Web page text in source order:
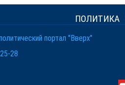
ПОЛИТИКА
портал "Вверх"
28